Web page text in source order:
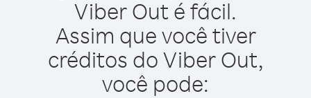
Viber Out é fácil.
Assim que você tiver
créditos do Viber Out,
você pode: